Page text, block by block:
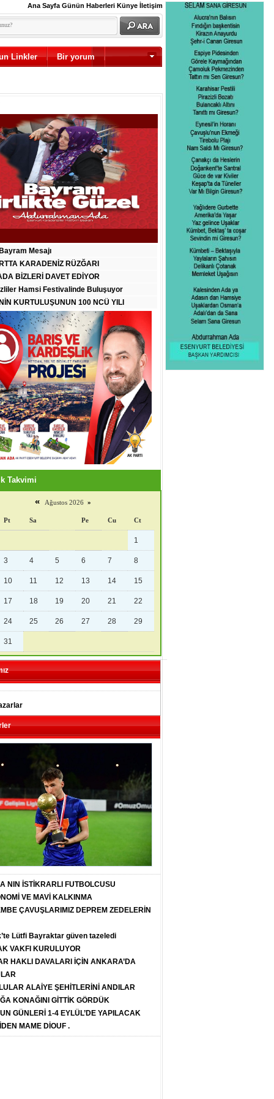
Ana Sayfa Günün Haberleri Künye İletişim
Linkler Bir yorum
Mesajı
KARADENİZ RÜZĞARI
BİZLERİ DAVET EDİYOR
Hamsi Festivalinde Buluşuyor
KURTULUŞUNUN 100 NCÜ YILI
Takvimi
« Ağustos 2026 »
Pt Sa Pe Cu Ct
1
3 4 5 6 7 8
10 11 12 13 14 15
17 18 19 20 21 22
24 25 26 27 28 29
31
NIN İSTİKRARLI FUTBOLCUSU
VE MAVİ KALKINMA
ÇAVUŞLARIMIZ DEPREM ZEDELERİN
Lütfi Bayraktar güven tazeledi
VAKFI KURULUYOR
HAKLI DAVALARI İÇİN ANKARA’DA
ALAİYE ŞEHİTLERİNİ ANDILAR
KONAĞINI GİTTİK GÖRDÜK
GÜNLERİ 1-4 EYLÜL’DE YAPILACAK
MAME DİOUF .